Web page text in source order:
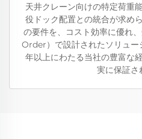
天井クレーン向けの特定荷重
役ドック配置との統合が求め
の要件を、コスト効率に優れ
Order）で設計されたソリュー
年以上にわたる当社の豊富な
実に保証さ